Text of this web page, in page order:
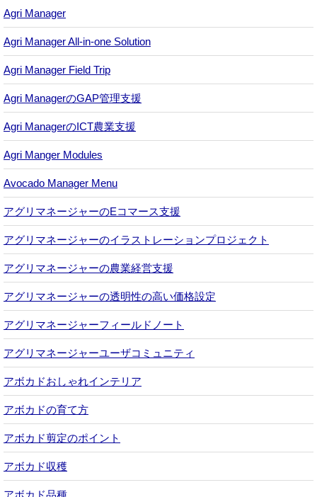
Agri Manager
Agri Manager All-in-one Solution
Agri Manager Field Trip
Agri ManagerのGAP管理支援
Agri ManagerのICT農業支援
Agri Manger Modules
Avocado Manager Menu
アグリマネージャーのEコマース支援
アグリマネージャーのイラストレーションプロジェクト
アグリマネージャーの農業経営支援
アグリマネージャーの透明性の高い価格設定
アグリマネージャーフィールドノート
アグリマネージャーユーザコミュニティ
アボカドおしゃれインテリア
アボカドの育て方
アボカド剪定のポイント
アボカド収穫
アボカド品種